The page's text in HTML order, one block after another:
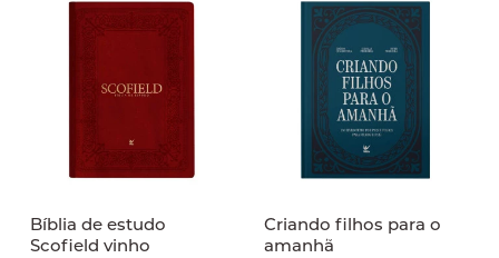
Bíblia de estudo
Scofield vinho
Criando filhos para o
amanh